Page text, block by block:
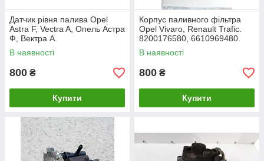
Датчик рівня палива Opel
Astra F, Vectra A, Опель Астра
Ф, Вектра А.
В наявності
800 ₴
Купити
Корпус паливного фільтра
Opel Vivaro, Renault Trafic.
8200176580, 6610969480.
В наявності
800 ₴
Купити